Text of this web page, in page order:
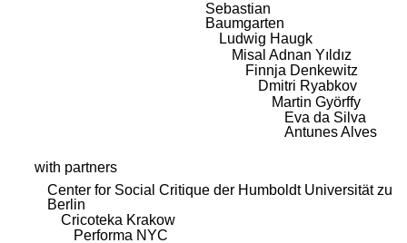
Sebastian
Baumgarten
Ludwig Haugk
Misal Adnan Yıldız
Finnja Denkewitz
Dmitri Ryabkov
Martin Györffy
Eva da Silva
Antunes Alves
with partners
Center for Social Critique der Humboldt Universität zu
Berlin
Cricoteka Krakow
Performa NYC